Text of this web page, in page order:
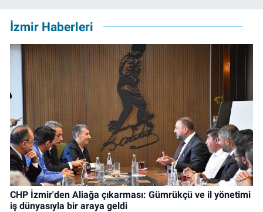
İzmir Haberleri
CHP İzmir'den Aliağa çıkarması: Gümrükçü ve il yönetimi
iş dünyasıyla bir araya geldi